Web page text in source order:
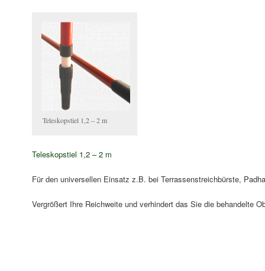
Teleskopstiel 1,2 – 2 m
Teleskopstiel 1,2 – 2 m
Für den universellen Einsatz z.B. bei Terrassenstreichbürste,
Vergrößert Ihre Reichweite und verhindert das Sie die behandelte